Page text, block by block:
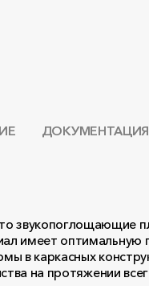
ДОКУМЕНТАЦИЯ
имеет оптимальную
в каркасных
на протяжении